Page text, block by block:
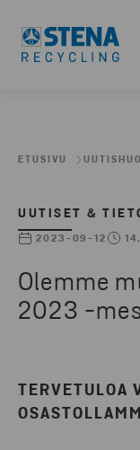
ETUSIVU
UUTISET &
2023-09-12
Olemme
2023 -
TERVETULOA